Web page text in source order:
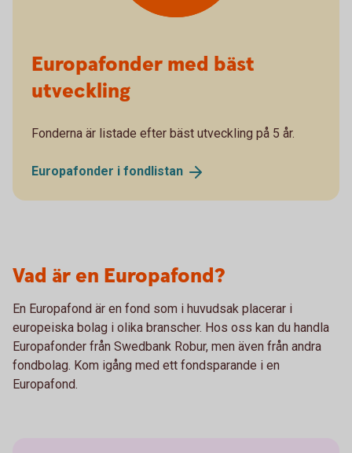
Europafonder med bäst
utveckling
Fonderna är listade efter bäst utveckling på 5 år.
Europafonder i fondlistan
Vad är en Europafond?
En Europafond är en fond som i huvudsak placerar i
europeiska bolag i olika branscher. Hos oss kan du handla
Europafonder från Swedbank Robur, men även från andra
fondbolag. Kom igång med ett fondsparande i en
Europafond.